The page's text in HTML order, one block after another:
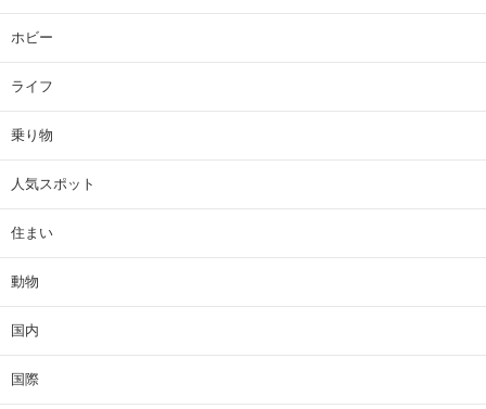
ホビー
ライフ
乗り物
人気スポット
住まい
動物
国内
国際